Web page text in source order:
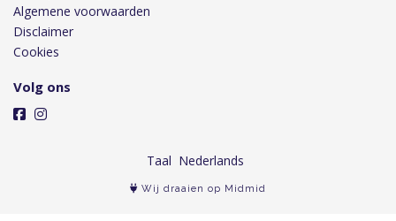
Algemene voorwaarden
Disclaimer
Cookies
Volg ons
Taal
Wij draaien op Midmid